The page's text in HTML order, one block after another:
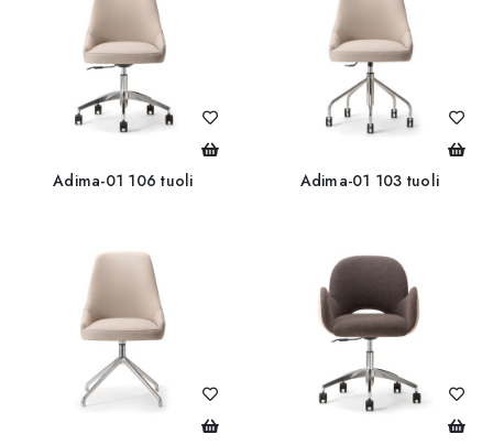
Adima-01 106 tuoli Adima-01 103 tuoli